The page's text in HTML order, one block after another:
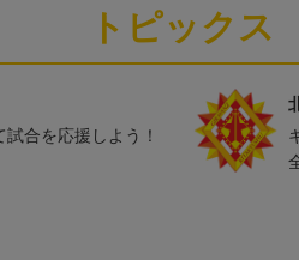
トピックス
合を応援しよう！